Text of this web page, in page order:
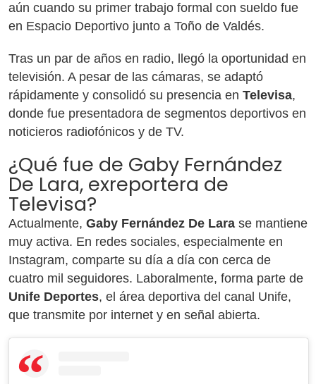
aún cuando su primer trabajo formal con sueldo fue
en Espacio Deportivo junto a Toño de Valdés.
Tras un par de años en radio, llegó la oportunidad en
televisión. A pesar de las cámaras, se adaptó
rápidamente y consolidó su presencia en Televisa,
donde fue presentadora de segmentos deportivos en
noticieros radiofónicos y de TV.
¿Qué fue de Gaby Fernández
De Lara, exreportera de
Televisa?
Actualmente, Gaby Fernández De Lara se mantiene
muy activa. En redes sociales, especialmente en
Instagram, comparte su día a día con cerca de
cuatro mil seguidores. Laboralmente, forma parte de
Unife Deportes, el área deportiva del canal Unife,
que transmite por internet y en señal abierta.